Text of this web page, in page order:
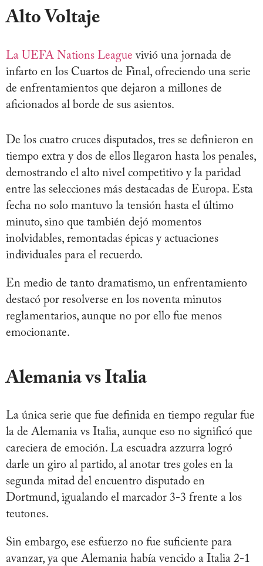
Alto Voltaje
La UEFA Nations Leaguevivió una jornada de
infarto en los Cuartos de Final, ofreciendo una serie
de enfrentamientos que dejaron a millones de
aficionados al borde de sus asientos.
De los cuatro cruces disputados, tres se definieron en
tiempo extra y dos de ellos llegaron hasta los penales,
demostrando el alto nivel competitivo y la paridad
entre las selecciones más destacadas de Europa. Esta
fecha no solo mantuvo la tensión hasta el último
minuto, sino que también dejó momentos
inolvidables, remontadas épicas y actuaciones
individuales para el recuerdo.
En medio de tanto dramatismo, un enfrentamiento
destacó por resolverse en los noventa minutos
reglamentarios, aunque no por ello fue menos
emocionante.
Alemania vs Italia
La única serie que fue definida en tiempo regular fue
la de Alemania vs Italia, aunque eso no significó que
careciera de emoción. La escuadra azzurra logró
darle un giro al partido, al anotar tres goles en la
segunda mitad del encuentro disputado en
Dortmund, igualando el marcador 3-3 frente a los
teutones.
Sin embargo, ese esfuerzo no fue suficiente para
avanzar, ya que Alemania había vencido a Italia 2-1